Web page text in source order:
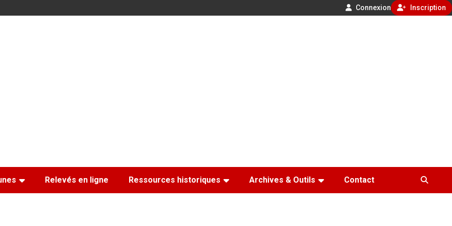
Connexion Inscription
Relevés en ligne Ressources historiques Archives & Outils Contact